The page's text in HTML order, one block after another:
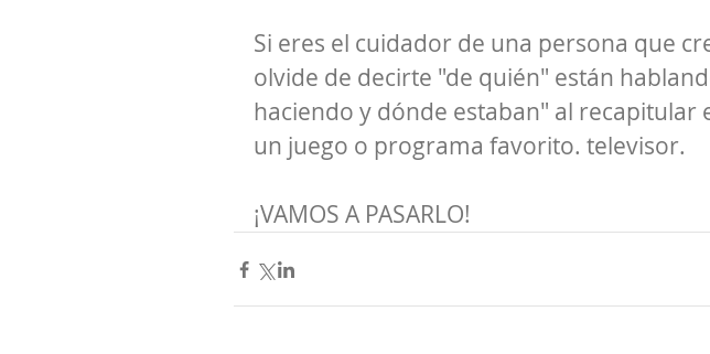
Si eres el cuidador de una persona que
olvide de decirte "de quién" están
haciendo y dónde estaban" al recapitular
un juego o programa favorito. televisor.
¡VAMOS A PASARLO!